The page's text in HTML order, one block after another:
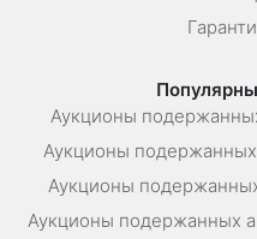
Аукционы
Аукционы
Аукционы
Аукционы подержанных